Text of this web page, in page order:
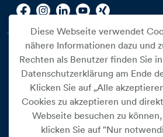
Cookie Einstellungen
Diese Webseite verwendet
nähere Informationen dazu und
Rechten als Benutzer finden Sie
Datenschutzerklärung am Ende
Klicken Sie auf „Alle
Cookies zu akzeptieren und
Webseite besuchen zu
klicken Sie auf "Nur